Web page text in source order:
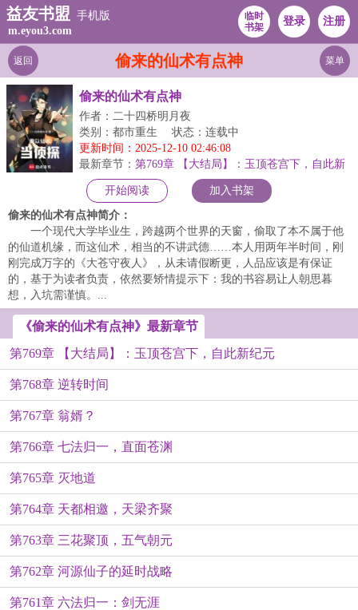
益友书盟 手机版
m.eyou3.com
临时
书架
登录 注册
偷来的仙术有点神
返回 菜单
偷来的仙术有点神
作者：二十四桥明月夜
类别：都市重生
状态：连载中
更新时间：2025-12-10 02:46:08
最新章节： 第769章 【大结局】：玉顶苍宫下，自此新
纪元
开始阅读
加入书架
偷来的仙术有点神简介：
一个现代大学毕业生，跨越两个世界的天窗，偷取了本不属于他
的仙道机缘，而这仙术，相当的不讲武德……本人用两年半时间，刚
刚完成万字的《大苍守夜人》，从未请假断更，人品应该是有保证
的，基于为读者负责，依然要矫情提示下：我的书容易让人朝思暮
想，入坑需谨慎。...
《偷来的仙术有点神》最新章节
第769章 【大结局】：玉顶苍宫下，自此新纪元
第768章 逆转时间
第767章 翁婿？
第766章 七法归一，直面苍渊
第765章 灭地道
第764章 天都相邀，天梁齐聚
第763章 三花聚顶，五气朝元
第762章 河源仙子的延时战略
第761章 六法归一：剑无涯